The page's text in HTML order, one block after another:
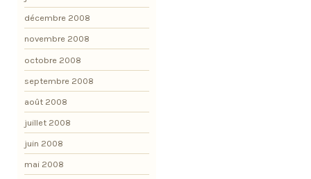
décembre 2008
novembre 2008
octobre 2008
septembre 2008
août 2008
juillet 2008
juin 2008
mai 2008